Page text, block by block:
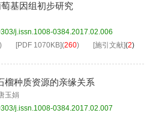
基因组初步研究
j.issn.1008-0384.2017.02.006
) [PDF 1070KB](260) [施引文献](2)
榴种质资源的亲缘关系
玉娟
j.issn.1008-0384.2017.02.007